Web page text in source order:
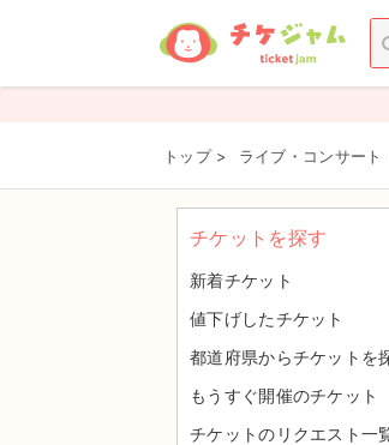
トップ > ライブ・コンサート
チケットを探す
新着チケット
値下げしたチケット
都道府県からチケットを
もうすぐ開催のチケット
チケットのリクエスト一